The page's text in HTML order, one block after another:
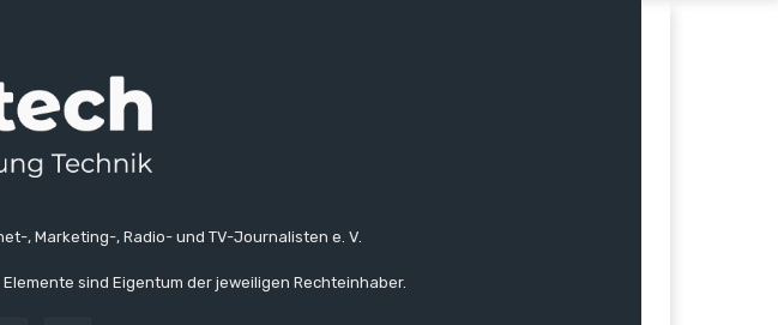
, Marketing-, Radio- und TV-Journalisten e. V.
sind Eigentum der jeweiligen Rechteinhaber.